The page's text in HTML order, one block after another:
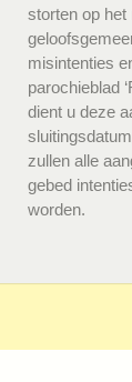
storten op
misintenties
parochieblad
dient u deze
zullen alle
gebed
worden.